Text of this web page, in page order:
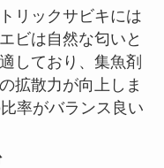
リックサビキには
ビは自然な匂いと
しており、集魚剤
拡散力が向上しま
率がバランス良い